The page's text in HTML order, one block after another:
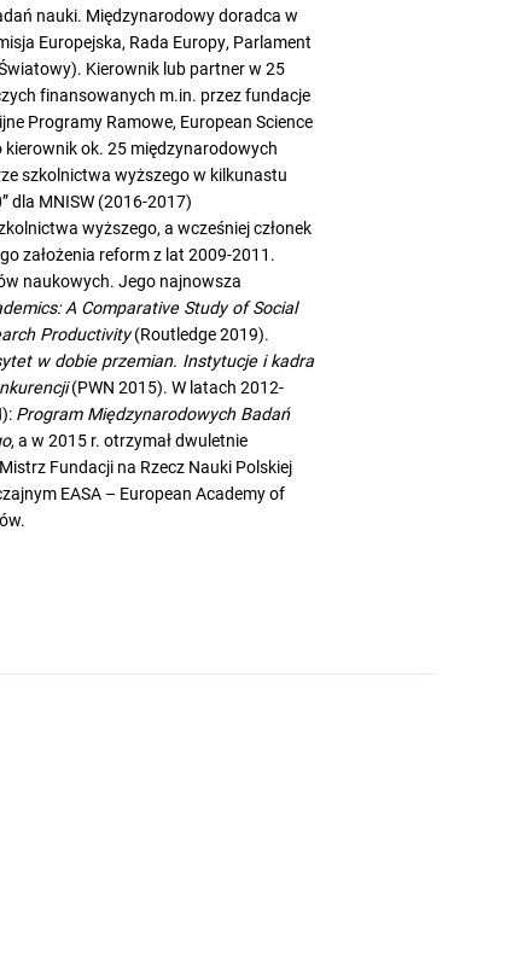
nauki. Międzynarodowy doradca w
Europejska, Rada Europy, Parlament
Światowy). Kierownik lub partner w 25
finansowanych m.in. przez fundacje
Programy Ramowe, European Science
kierownik ok. 25 międzynarodowych
szkolnictwa wyższego w kilkunastu
dla MNISW (2016-2017)
wyższego, a wcześniej członek
założenia reform z lat 2009-2011.
naukowych. Jego najnowsza
A Comparative Study of Social
Productivity(Routledge 2019).
w dobie przemian. Instytucje i kadra
(PWN 2015). W latach 2012-
Program Międzynarodowych Badań
, a w 2015 r. otrzymał dwuletnie
Fundacji na Rzecz Nauki Polskiej
EASA – European Academy of